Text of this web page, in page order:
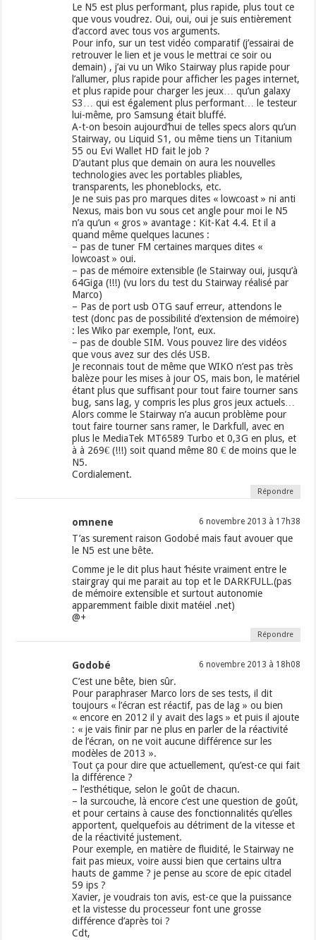
Le N5 est plus performant, plus rapide, plus tout ce
que vous voudrez. Oui, oui, oui je suis entièrement
d’accord avec tous vos arguments.
Pour info, sur un test vidéo comparatif (j’essairai de
retrouver le lien et je vous le mettrai ce soir ou
demain) , j’ai vu un Wiko Stairway plus rapide pour
l’allumer, plus rapide pour afficher les pages internet,
et plus rapide pour charger les jeux… qu’un galaxy
S3… qui est également plus performant… le testeur
lui-même, pro Samsung était bluffé.
A-t-on besoin aujourd’hui de telles specs alors qu’un
Stairway, ou Liquid S1, ou même tiens un Titanium
55 ou Evi Wallet HD fait le job ?
D’autant plus que demain on aura les nouvelles
technologies avec les portables pliables,
transparents, les phoneblocks, etc.
Je ne suis pas pro marques dites « lowcoast » ni anti
Nexus, mais bon vu sous cet angle pour moi le N5
n’a qu’un « gros » avantage : Kit-Kat 4.4. Et il a
quand même quelques lacunes :
– pas de tuner FM certaines marques dites «
lowcoast » oui.
– pas de mémoire extensible (le Stairway oui, jusqu’à
64Giga (!!!) (vu lors du test du Stairway réalisé par
Marco)
– Pas de port usb OTG sauf erreur, attendons le
test (donc pas de possibilité d’extension de mémoire)
: les Wiko par exemple, l’ont, eux.
– pas de double SIM. Vous pouvez lire des vidéos
que vous avez sur des clés USB.
Je reconnais tout de même que WIKO n’est pas très
balèze pour les mises à jour OS, mais bon, le matériel
étant plus que suffisant pour tout faire tourner sans
bug, sans lag, y compris les plus gros jeux actuels…
Alors comme le Stairway n’a aucun problème pour
tout faire tourner sans ramer, le Darkfull, avec en
plus le MediaTek MT6589 Turbo et 0,3G en plus, et
à à 269€ (!!!) soit quand même 80 € de moins que le
N5.
Cordialement.
Répondre
omnene 6 novembre 2013 à 17h38
T’as surement raison Godobé mais faut avouer que
le N5 est une bête.
Comme je le dit plus haut ‘hésite vraiment entre le
stairgray qui me parait au top et le DARKFULL.(pas
de mémoire extensible et surtout autonomie
apparemment faible dixit matéiel .net)
@+
Répondre
Godobé 6 novembre 2013 à 18h08
C’est une bête, bien sûr.
Pour paraphraser Marco lors de ses tests, il dit
toujours « l’écran est réactif, pas de lag » ou bien
« encore en 2012 il y avait des lags » et puis il ajoute
: « je vais finir par ne plus en parler de la réactivité
de l’écran, on ne voit aucune différence sur les
modèles de 2013 ».
Tout ça pour dire que actuellement, qu’est-ce qui fait
la différence ?
– l’esthétique, selon le goût de chacun.
– la surcouche, là encore c’est une question de goût,
et pour certains à cause des fonctionnalités qu’elles
apportent, quelquefois au détriment de la vitesse et
de la réactivité justement.
Pour exemple, en matière de fluidité, le Stairway ne
fait pas mieux, voire aussi bien que certains ultra
hauts de gamme ? je pense au score de epic citadel
59 ips ?
Xavier, je voudrais ton avis, est-ce que la puissance
et la vistesse du processeur font une grosse
différence d’après toi ?
Cdt,